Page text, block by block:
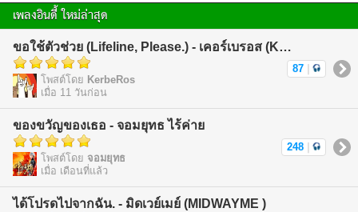
เพลงอินดี้ ใหม่ล่าสุด
ขอใช้ตัวช่วย (Lifeline, Please.) - เคอร์เบรอส (KerBeRos)
โพสต์โดย KerbeRos
เมื่อ 11 วันก่อน
87
ของขวัญของเธอ - จอมยุทธ ไร้ค่าย
โพสต์โดย จอมยุทธ
เมื่อ เดือนที่แล้ว
248
ได้โปรดไปจากฉัน. - มิดเวย์เมย์ (MIDWAYME )